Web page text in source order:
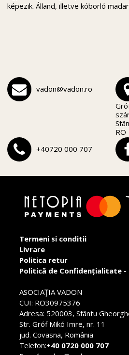
képezik. Álland, illetve kóborló
vadon@vadon.ro
RO
+40720 000 707
Termeni si conditii
Livrare
Politica retur
Politică de Confidențialitate -
ASOCIAŢIA VADON
CUI: RO30975376
Adresa: 520003, Sfântu
Str. Gróf Mikó Imre, nr. 11
jud. Covasna, România
Telefon:+40 0720 000 707